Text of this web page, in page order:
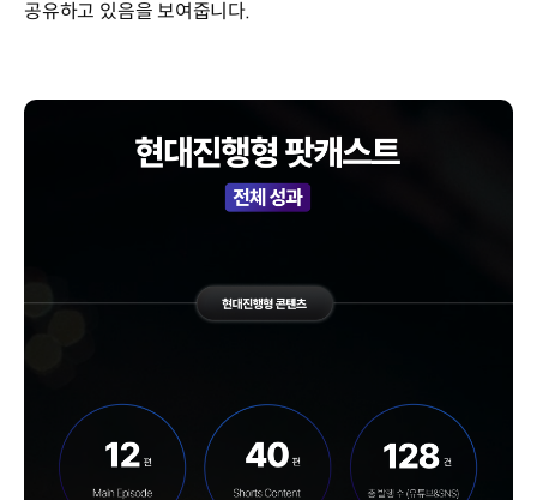
공유하고 있음을 보여줍니다.